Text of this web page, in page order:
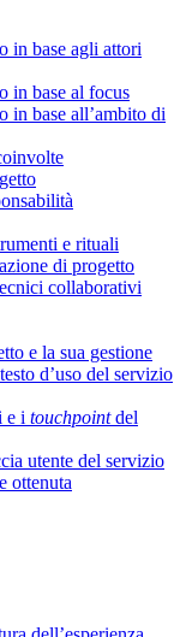
in base agli attori
in base al focus
in base all’ambito di
e rituali
di progetto
collaborativi
e la sua gestione
d’uso del servizio
e i touchpointdel
utente del servizio
ottenuta